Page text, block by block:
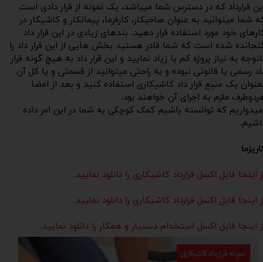
قرارداد که در دسترس شما میباشد، یک نمونه از قرار دادی است
شما میتوانید به عنوان صاحبکار، کارفرما، پیمانکار و کاشیکار در
‍خود مورد استفاده قرار دهید. بندهای زیادی در این قرار داد
شده است که شما قادر هستید بخش هایی از این قرار داد را
به نیاز پروژه کم یا زیاد نمایید و این قرار داد به هیچ گونه قرار
رسمی یا قانونی نبوده و به راحتی میتوانید از قسمتی و یا کل آن
یک منبع قرار داد کاشیکاری استفاده کنید و بعد از امضا
ملزم به اجرای آن خواهند بود.
که توانسته باشیم کمک کوچکی به شما در این امر داده
اینجا فایل اکسل قرارداد کاشیکاری را دانلود نمایید.
اینجا فایل اکسل قرارداد کاشیکاری را دانلود نمایید.
اینجا فایل اکسل استخدام دستیار و همکار را دانلود نمایید.